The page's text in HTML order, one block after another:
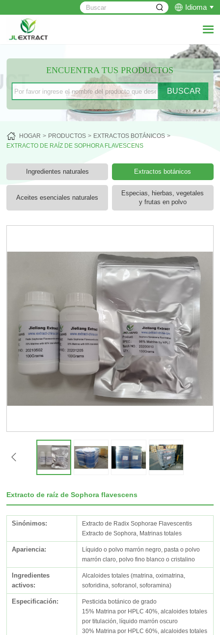
Idioma
ENCUENTRA TUS PRODUCTOS
HOGAR PRODUCTOS
EXTRACTOS BOTÁNICOS
EXTRACTO DE RAÍZ DE SOPHORA FLAVESCENS
Ingredientes naturales Extractos botánicos
Aceites esenciales naturales
Especias, hierbas, vegetales
y frutas en polvo
Extracto de raíz de Sophora flavescens
Sinónimos:
Extracto de Radix Sophorae Flavescentis
Extracto de Sophora, Matrinas totales
Apariencia:
Líquido o polvo marrón negro, pasta o polvo
marrón claro, polvo fino blanco o cristalino
Ingredientes
activos:
Alcaloides totales (matrina, oximatrina,
soforidina, soforanol, soforamina)
Especificación:
Pesticida botánico de grado
15% Matrina por HPLC 40%, alcaloides totales
por titulación, líquido marrón oscuro
30% Matrina por HPLC 60%, alcaloides totales